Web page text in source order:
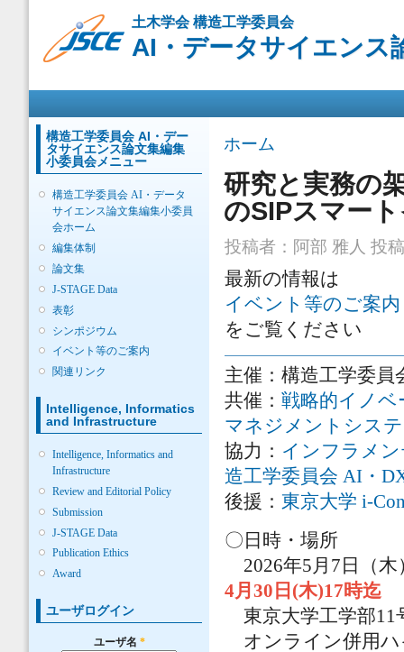
ン
コ
動
土木学会 構造工学委員会
AI・データサイエンス
構造工学委員会 AI・デー
タサイエンス論文集編集
小委員会メニュー
構造工学委員会 AI・データ
サイエンス論文集編集小委員
会ホーム
編集体制
論文集
J-STAGE Data
表彰
シンポジウム
イベント等のご案内
関連リンク
Intelligence, Informatics
and Infrastructure
Intelligence, Informatics and
Infrastructure
Review and Editorial Policy
Submission
J-STAGE Data
Publication Ethics
Award
ユーザログイン
ユーザ名 *
現在地
ホーム
研究と実務の
のSIPスマー
投稿者： 阿部 雅人 投
最新の情報は
イベント等のご案内
をご覧ください
主催：構造工学委
共催： 戦略的イノベ
マネジメントシス
協力： インフラメ
造工学委員会 AI・
後援： 東京大学 i-
〇日時・場所
2026年5月7日（
4月30日(木)17時迄
東京大学工学部11
オンライン併用ハ